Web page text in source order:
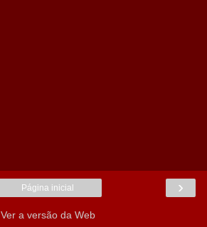
›
Página inicial
Ver a versão da Web